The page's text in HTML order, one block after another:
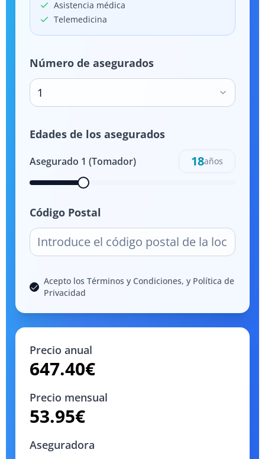
Asistencia médica
Telemedicina
Número de asegurados
1
Edades de los asegurados
Asegurado 1 (Tomador) 18años
Código Postal
Acepto los Términos y Condiciones, y Política de
Privacidad
Precio anual
647.40€
Precio mensual
53.95€
Aseguradora